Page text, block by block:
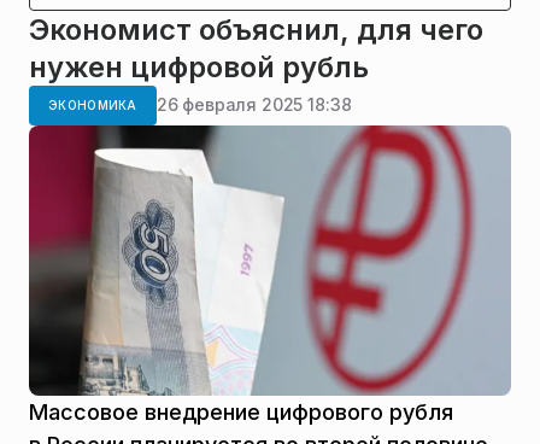
Экономист объяснил, для чего
нужен цифровой рубль
ЭКОНОМИКА 26 февраля 2025 18:38
Массовое внедрение цифрового рубля